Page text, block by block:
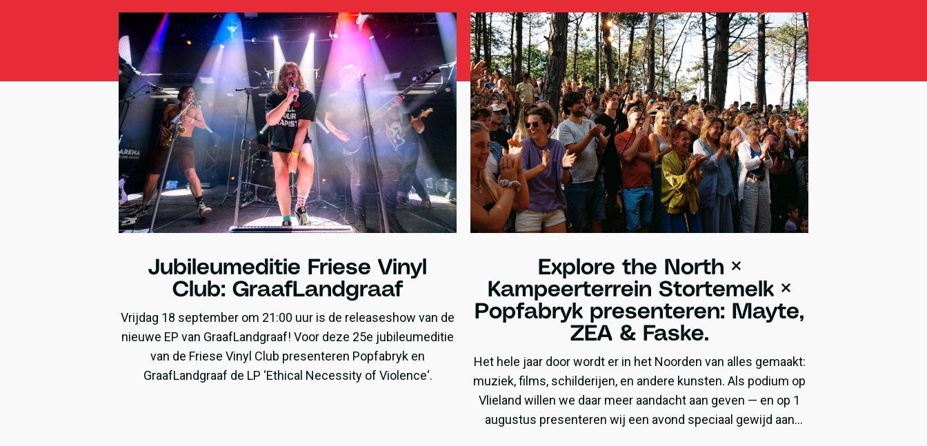
Jubileumeditie Friese Vinyl
Club: GraafLandgraaf
Vrijdag 18 september om 21:00 uur is de releaseshow van de
nieuwe EP van GraafLandgraaf! Voor deze 25e jubileumeditie
van de Friese Vinyl Club presenteren Popfabryk en
GraafLandgraaf de LP ‘Ethical Necessity of Violence‘.
Explore the North ×
Kampeerterrein Stortemelk ×
Popfabryk presenteren: Mayte,
ZEA & Faske.
Het hele jaar door wordt er in het Noorden van alles gemaakt:
muziek, films, schilderijen, en andere kunsten. Als podium op
Vlieland willen we daar meer aandacht aan geven — en op 1
augustus presenteren wij een avond speciaal gewijd aan